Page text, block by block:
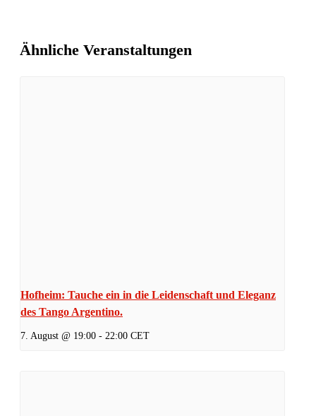
Ähnliche Veranstaltungen
Hofheim: Tauche ein in die Leidenschaft und Eleganz
des Tango Argentino.
7. August @ 19:00 - 22:00 CET